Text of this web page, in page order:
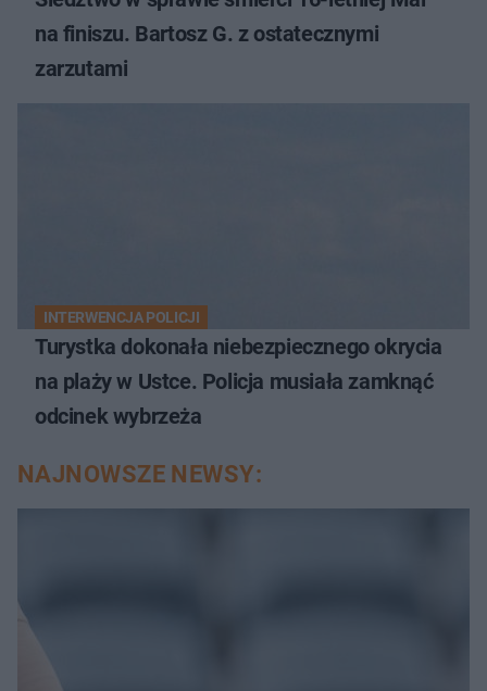
na finiszu. Bartosz G. z ostatecznymi
zarzutami
INTERWENCJA POLICJI
Turystka dokonała niebezpiecznego okrycia
na plaży w Ustce. Policja musiała zamknąć
odcinek wybrzeża
NAJNOWSZE NEWSY: